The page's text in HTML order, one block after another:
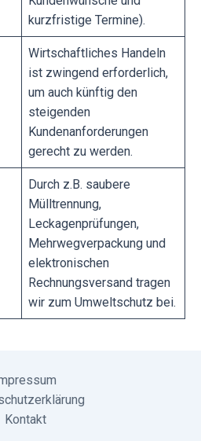
kurzfristige Termine).
Wirtschaftliches Handeln
ist zwingend erforderlich,
um auch künftig den
steigenden
Kundenanforderungen
gerecht zu werden.
Durch z.B. saubere
Mülltrennung,
Leckagenprüfungen,
Mehrwegverpackung und
elektronischen
Rechnungsversand tragen
wir zum Umweltschutz bei.
Kontakt